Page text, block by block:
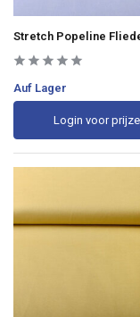
Stretch Popeline
Auf Lager
Login voor